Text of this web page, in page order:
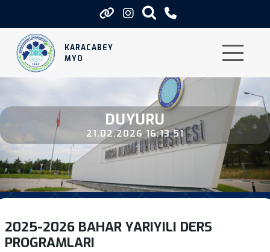
KARACABEY
MYO
2025 2026 Bahar Yariyili Ders
DUYURU
21.02.2026 16:13:51
2025-2026 BAHAR YARIYILI DERS
PROGRAMLARI